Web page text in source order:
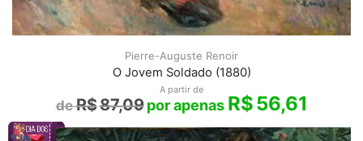
Pierre-Auguste Renoir
O Jovem Soldado (1880)
A partir de
R$87,09 R$56,61